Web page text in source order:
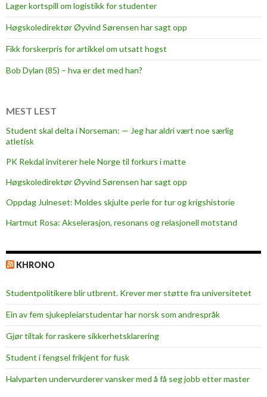
s
p
n
s
i
s
o
Lager kortspill om logistikk for studenter
Høgskoledirektør Øyvind Sørensen har sagt opp
Fikk forskerpris for artikkel om utsatt hogst
Bob Dylan (85) – hva er det med han?
MEST LEST
Student skal delta i Norseman: — Jeg har aldri vært noe særlig
atletisk
PK Rekdal inviterer hele Norge til forkurs i matte
Høgskoledirektør Øyvind Sørensen har sagt opp
Oppdag Julneset: Moldes skjulte perle for tur og krigshistorie
Hartmut Rosa: Akselerasjon, resonans og relasjonell motstand
KHRONO
Studentpolitikere blir utbrent. Krever mer støtte fra universitetet
Ein av fem sjukepleiar­studentar har norsk som andrespråk
Gjør tiltak for raskere sikkerhets­klarering
Student i fengsel frikjent for fusk
Halvparten undervurderer vansker med å få seg jobb etter master